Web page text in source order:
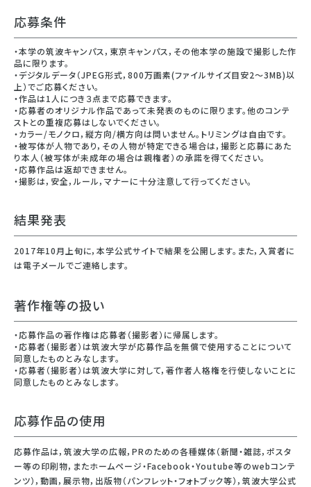
応募条件
・本学の筑波キャンパス，東京キャンパス，その他本学の施設で撮影した作
品に限ります。
・デジタルデータ（JPEG形式，800万画素(ファイルサイズ目安2～3MB)以
上）でご応募ください。
・作品は1人につき３点まで応募できます。
・応募者のオリジナル作品であって未発表のものに限ります。他のコンテ
ストとの重複応募はしないでください。
・カラー/モノクロ，縦方向/横方向は問いません。トリミングは自由です。
・被写体が人物であり，その人物が特定できる場合は，撮影と応募にあた
り本人（被写体が未成年の場合は親権者）の承諾を得てください。
・応募作品は返却できません。
・撮影は，安全，ルール，マナーに十分注意して行ってください。
結果発表
2017年10月上旬に，本学公式サイトで結果を公開します。また，入賞者に
は電子メールでご連絡します。
著作権等の扱い
・応募作品の著作権は応募者（撮影者）に帰属します。
・応募者（撮影者）は筑波大学が応募作品を無償で使用することについて
同意したものとみなします。
・応募者（撮影者）は筑波大学に対して，著作者人格権を行使しないことに
同意したものとみなします。
応募作品の使用
応募作品は，筑波大学の広報，PRのための各種媒体（新聞・雑誌，ポスタ
ー等の印刷物，またホームページ・Facebook・Youtube等のwebコンテ
ンツ），動画，展示物，出版物（パンフレット・フォトブック等），筑波大学公式